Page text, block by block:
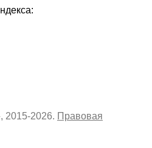
2015-2026. Правовая